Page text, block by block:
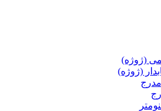
(ژوژه)
(ژوژه)
مدرج